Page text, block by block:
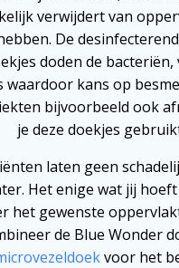
verwijdert van
De
doden de
waardoor kans op
bijvoorbeeld ook
je deze doekjes
laten geen
Het enige wat jij
het gewenste
de Blue Wonder
voor het